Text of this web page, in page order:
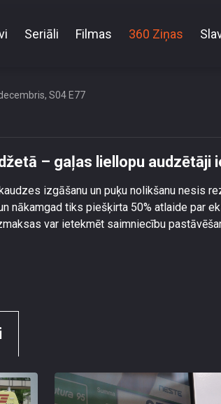
Seriāli Filmas 360 Ziņas
S04 E77
– gaļas liellopu audzētāji
izgāšanu un puķu nolikšanu nesis
nākamgad tiks piešķirta 50% atlaide par
var ietekmēt saimniecību